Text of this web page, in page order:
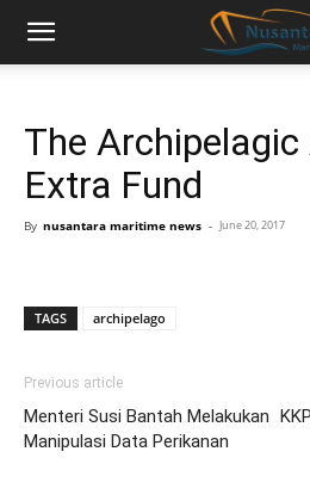
The Archipelagic
Extra Fund
By nusantara maritime news - June 20, 2017
TAGS archipelago
Previous article
Menteri Susi Bantah Melakukan
Manipulasi Data Perikanan